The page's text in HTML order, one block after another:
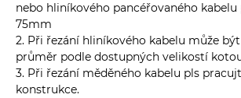
nebo hliníkového pancéřovaného
75mm
2. Při řezání hliníkového kabelu může
průměr podle dostupných velikostí
3. Při řezání měděného kabelu pls
konstrukce.